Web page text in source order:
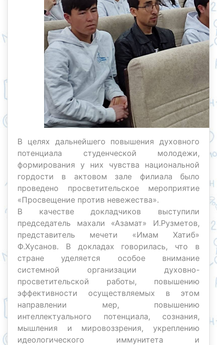
В целях дальнейшего повышения духовного
потенциала студенческой молодежи,
формирования у них чувства национальной
гордости в актовом зале филиала было
проведено просветительское мероприятие
«Просвещение против невежества».
В качестве докладчиков выступили
председатель махали «Азамат» И.Рузметов,
представитель мечети «Имам Хатиб»
Ф.Хусанов. В докладах говорилась, что в
стране уделяется особое внимание
системной организации духовно-
просветительской работы, повышению
эффективности осуществляемых в этом
направлении мер, повышению
интеллектуального потенциала, сознания,
мышления и мировоззрения, укреплению
идеологического иммунитета и